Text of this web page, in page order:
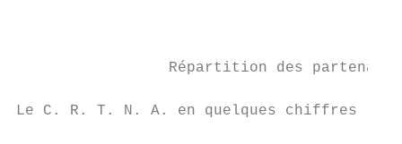
Répartition des
Le C. R. T. N. A. en quelques